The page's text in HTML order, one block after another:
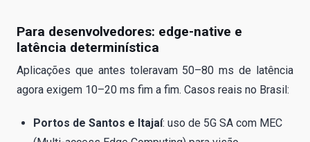
Para desenvolvedores: edge-native e
latência determinística
Aplicações que antes toleravam 50–80 ms de latência
agora exigem 10–20 ms fim a fim. Casos reais no Brasil:
Portos de Santos e Itajaí: uso de 5G SA com MEC